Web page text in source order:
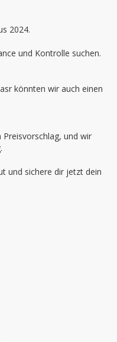
2024.
und Kontrolle suchen.
könnten wir auch einen
Preisvorschlag, und wir
und sichere dir jetzt dein